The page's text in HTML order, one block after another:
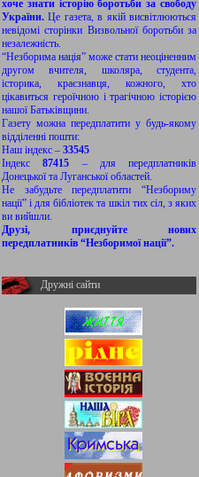
хоче знати історію боротьби за свободу
України.Це газета, в якій висвітлюються
невідомі сторінки Визвольної боротьби за
незалежність.
“Незборима нація” може стати неоціненним
другом вчителя, школяра, студента,
історика, краєзнавця, кожного, хто
цікавиться героїчною і трагічною історією
нашої Батьківщини.
Газету можна передплатити у будь-якому
відділенні пошти:
Наш індекс – 33545
Індекс87415 – для передплатників
Донецької та Луганської областей.
Не забудьте передплатити “Незбориму
нації” і для бібліотек та шкіл тих сіл, з яких
ви вийшли.
Друзі, приєднуйте нових
передплатників “Незборимої нації”.
Дружні сайти